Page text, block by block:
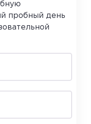
пробный день